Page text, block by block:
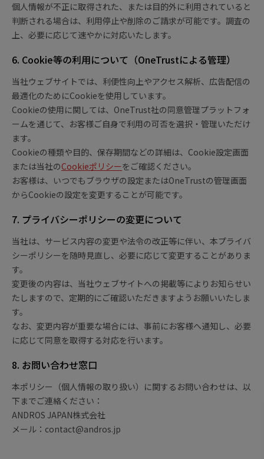
個人情報が不正に取得された、または目的外に利用されていると
判断される場合は、利用停止や削除のご請求が可能です。調査の
上、必要に応じて速やかに対応いたします。
6. Cookie等の利用について（OneTrustによる管理）
当社ウェブサイトでは、利便性向上やアクセス解析、広告配信の
最適化のためにCookieを使用しています。
Cookieの使用に関しては、OneTrust社の同意管理プラットフォ
ームを通じて、お客様ご自身で利用の可否を選択・管理いただけ
ます。
Cookieの種類や目的、保存期間などの詳細は、Cookie設定画面
または当社のCookieポリシーをご確認ください。
お客様は、いつでもブラウザの設定またはOneTrustの管理画面
からCookieの設定を変更することが可能です。
7. プライバシーポリシーの変更について
当社は、サービス内容の変更や法令の改正等に伴い、本プライバ
シーポリシーを随時見直し、必要に応じて変更することがありま
す。
変更後の内容は、当社ウェブサイトへの掲載等によりお知らせい
たしますので、定期的にご確認いただきますようお願いいたしま
す。
なお、変更内容が重要な場合には、事前にお客様へ通知し、必要
に応じて同意を取得する対応を行います。
8. お問い合わせ窓口
本ポリシー（個人情報の取り扱い）に関するお問い合わせは、以
下までご連絡ください：
ANDROS JAPAN株式会社
メール：contact@andros.jp